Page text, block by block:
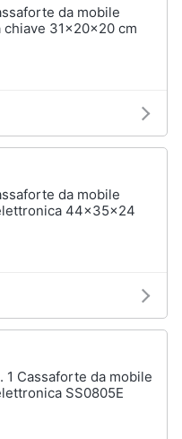
da mobile
chiave 31x20x20 cm
da mobile
44x35x24
1 Cassaforte da mobile
SS0805E